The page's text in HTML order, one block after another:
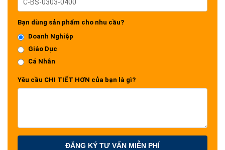
Bạn dùng sản phẩm cho nhu cầu?
Doanh Nghiệp
Giáo Dục
Cá Nhân
Yêu cầu CHI TIẾT HƠN của bạn là gì?
ĐĂNG KÝ TƯ VẤN MIỄN PHÍ